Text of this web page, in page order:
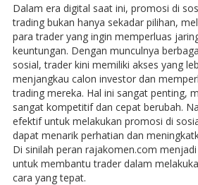
Dalam era digital saat ini, promosi di
trading bukan hanya sekadar pilihan,
para trader yang ingin memperluas
keuntungan. Dengan munculnya
sosial, trader kini memiliki akses yang
menjangkau calon investor dan
trading mereka. Hal ini sangat penting,
sangat kompetitif dan cepat berubah.
efektif untuk melakukan promosi di
dapat menarik perhatian dan
Di sinilah peran rajakomen.com
untuk membantu trader dalam
cara yang tepat.